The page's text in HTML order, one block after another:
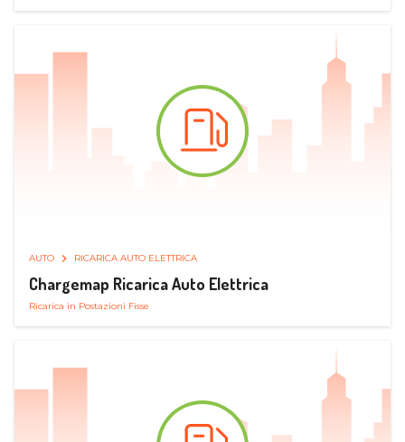
AUTO RICARICA AUTO ELETTRICA
Chargemap Ricarica Auto Elettrica
Ricarica in Postazioni Fisse